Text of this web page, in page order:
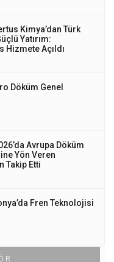
Kimya’dan Türk
Yatırım:
Hizmete Açıldı
Döküm Genel
Avrupa Döküm
Yön Veren
Takip Etti
Fren Teknolojisi